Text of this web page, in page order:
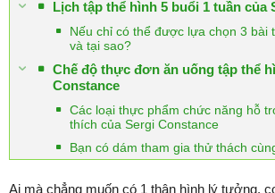
Lịch tập thể hình 5 buổi 1 tuần của
Nếu chỉ có thể được lựa chọn 3 bài
và tại sao?
Chế độ thực đơn ăn uống tập thể
Constance
Các loại thực phẩm chức năng hỗ
thích của Sergi Constance
Bạn có dám tham gia thử thách
Ai mà chẳng muốn có 1 thân hình lý tưởng,